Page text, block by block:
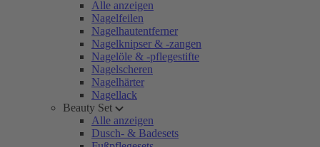
Alle anzeigen
Nagelfeilen
Nagelhautentferner
Nagelknipser & -zangen
Nagelöle & -pflegestifte
Nagelscheren
Nagelhärter
Nagellack
Beauty Set
Alle anzeigen
Dusch- & Badesets